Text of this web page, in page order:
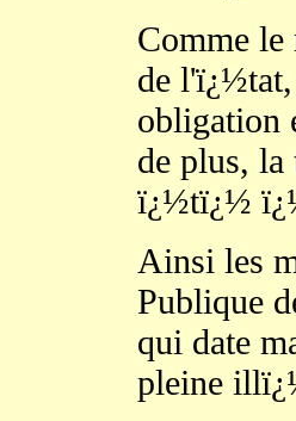
Comme le
de
obligation
de plus, la
ï¿½tï¿½
Ainsi les
Publique
qui date
pleine